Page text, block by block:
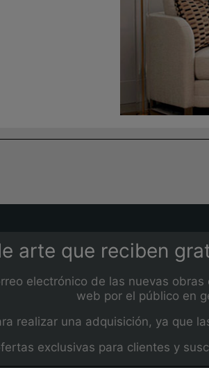
arte que reciben
electrónico de las nuevas
web por el público en
realizar una adquisición, ya que
exclusivas para clientes y